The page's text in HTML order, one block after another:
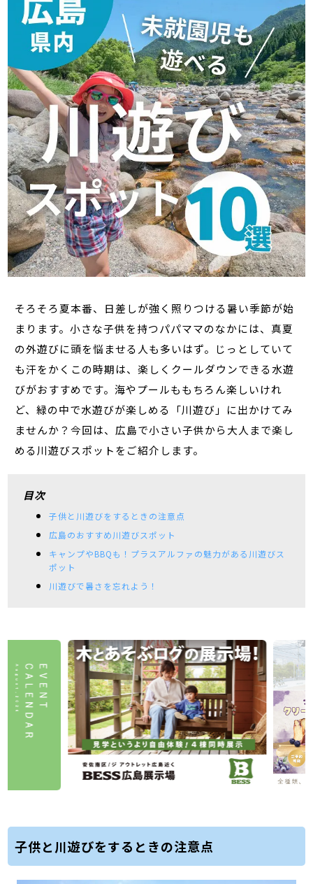
そろそろ夏本番、日差しが強く照りつける暑い季節が始
まります。小さな子供を持つパパママのなかには、真夏
の外遊びに頭を悩ませる人も多いはず。じっとしていて
も汗をかくこの時期は、楽しくクールダウンできる水遊
びがおすすめです。海やプールももちろん楽しいけれ
ど、緑の中で水遊びが楽しめる「川遊び」に出かけてみ
ませんか？今回は、広島で小さい子供から大人まで楽し
める川遊びスポットをご紹介します。
目次
子供と川遊びをするときの注意点
広島のおすすめ川遊びスポット
キャンプやBBQも！プラスアルファの魅力がある川遊びス
ポット
川遊びで暑さを忘れよう！
子供と川遊びをするときの注意点